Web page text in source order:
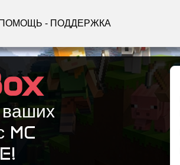
- ПОДДЕРЖКА
MC